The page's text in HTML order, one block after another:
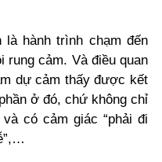
hành trình chạm đến
rung cảm. Và điều quan
dự cảm thấy được kết
ở đó, chứ không chỉ
có cảm giác “phải đi